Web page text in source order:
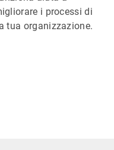
i processi di
tua organizzazione.